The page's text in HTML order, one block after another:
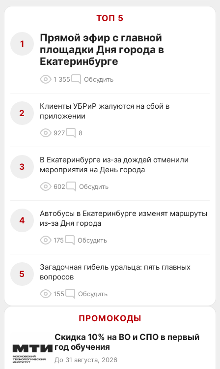
ТОП 5
1
Прямой эфир с главной
площадки Дня города в
Екатеринбурге
1 355 Обсудить
2
Клиенты УБРиР жалуются на сбой в
приложении
927 8
3
В Екатеринбурге из-за дождей отменили
мероприятия на День города
602 Обсудить
4
Автобусы в Екатеринбурге изменят маршруты
из-за Дня города
175 Обсудить
5
Загадочная гибель уральца: пять главных
вопросов
155 Обсудить
ПРОМОКОДЫ
Скидка 10% на ВО и СПО в первый
год обучения
До 31 августа, 2026